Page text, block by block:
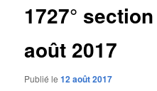
1727°
août 2017
Publié le12 août 2017